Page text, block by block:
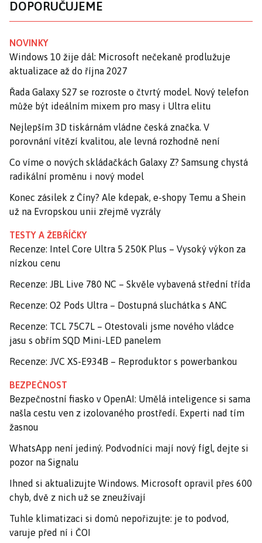
DOPORUČUJEME
NOVINKY
Windows 10 žije dál: Microsoft nečekaně prodlužuje
aktualizace až do října 2027
Řada Galaxy S27 se rozroste o čtvrtý model. Nový telefon
může být ideálním mixem pro masy i Ultra elitu
Nejlepším 3D tiskárnám vládne česká značka. V
porovnání vítězí kvalitou, ale levná rozhodně není
Co víme o nových skládačkách Galaxy Z? Samsung chystá
radikální proměnu i nový model
Konec zásilek z Číny? Ale kdepak, e-shopy Temu a Shein
už na Evropskou unii zřejmě vyzrály
TESTY A ŽEBŘÍČKY
Recenze: Intel Core Ultra 5 250K Plus – Vysoký výkon za
nízkou cenu
Recenze: JBL Live 780 NC – Skvěle vybavená střední třída
Recenze: O2 Pods Ultra – Dostupná sluchátka s ANC
Recenze: TCL 75C7L – Otestovali jsme nového vládce
jasu s obřím SQD Mini-LED panelem
Recenze: JVC XS-E934B – Reproduktor s powerbankou
BEZPEČNOST
Bezpečnostní fiasko v OpenAI: Umělá inteligence si sama
našla cestu ven z izolovaného prostředí. Experti nad tím
žasnou
WhatsApp není jediný. Podvodníci mají nový fígl, dejte si
pozor na Signalu
Ihned si aktualizujte Windows. Microsoft opravil přes 600
chyb, dvě z nich už se zneužívají
Tuhle klimatizaci si domů nepořizujte: je to podvod,
varuje před ní i ČOI